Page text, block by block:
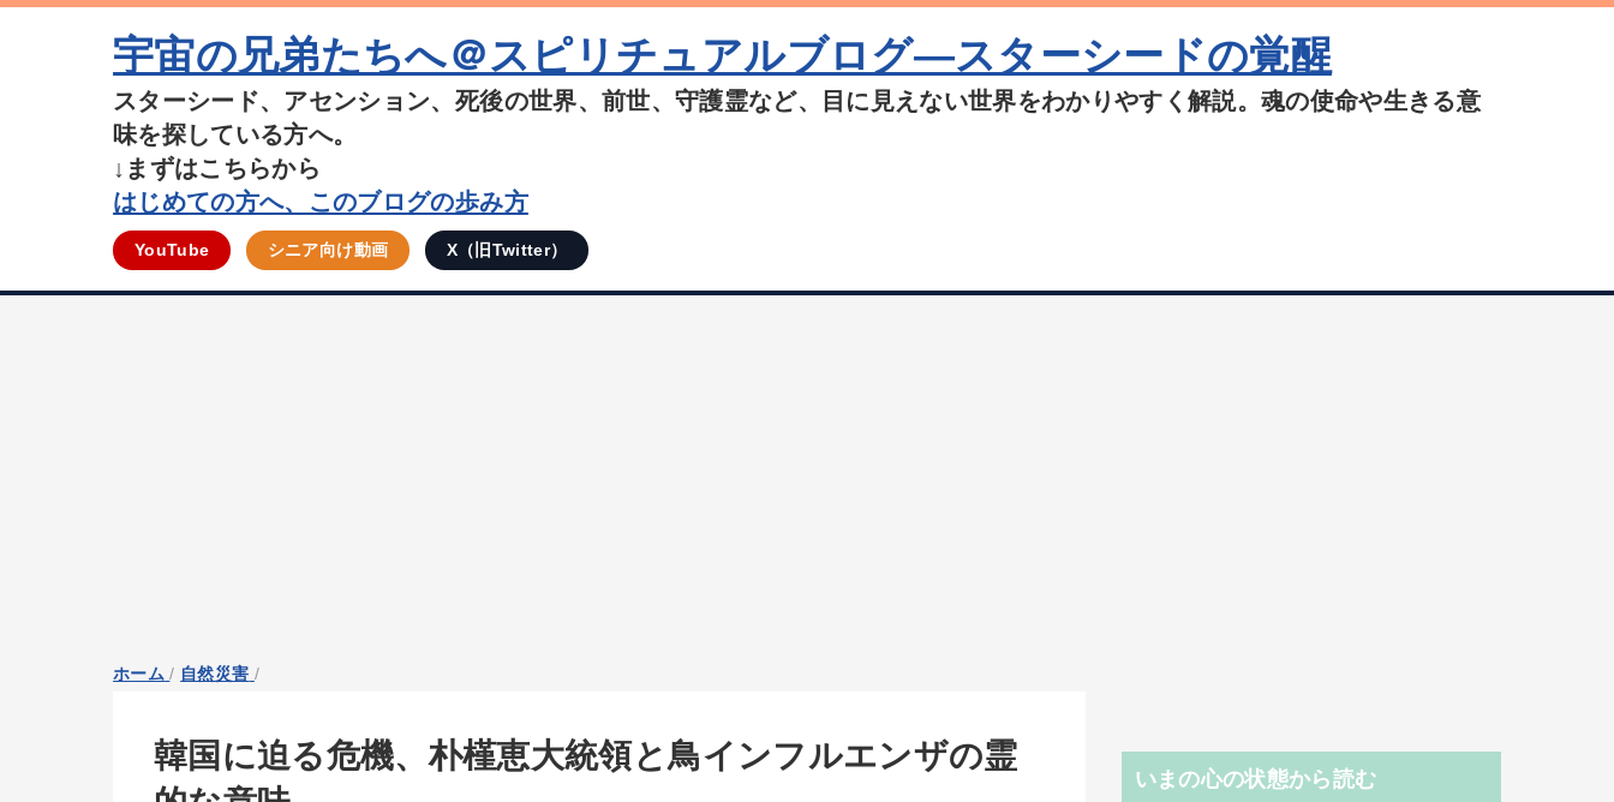
宇宙の兄弟たちへ＠スピリチュアルブログ―スターシードの覚醒
スターシード、アセンション、死後の世界、前世、守護霊など、目に見えない世界をわかりやすく解説。魂の使命や生きる意
味を探している方へ。
↓まずはこちらから
はじめての方へ、このブログの歩み方
YouTube シニア向け動画 X（旧Twitter）
ホーム / 自然災害 /
韓国に迫る危機、朴槿恵大統領と鳥インフルエンザの霊
いまの心の状態から読む